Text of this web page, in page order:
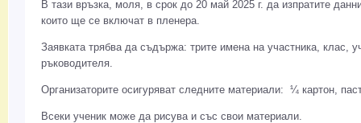
В тази връзка, моля, в срок до 20 май 2025 г. да изпратите
които ще се включат в пленера.
Заявката трябва да съдържа: трите имена на участника, клас,
ръководителя.
Организаторите осигуряват следните материали: ¼ картон,
Всеки ученик може да рисува и със свои материали.